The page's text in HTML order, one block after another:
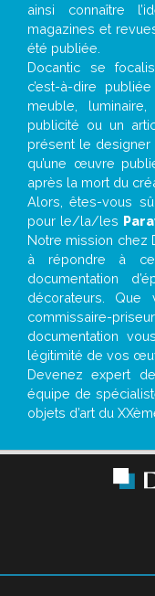
ainsi connaître
magazines et
été publiée.
Docantic se
c’est-à-dire
meuble, luminaire,
publicité ou un
présent le
qu’une œuvre
après la mort du
Alors, êtes-vous
pour le/la/les
Notre mission chez
à répondre à
documentation
décorateurs. Que
commissaire-
documentation
légitimité de vos
Devenez expert
équipe de
objets d’art du